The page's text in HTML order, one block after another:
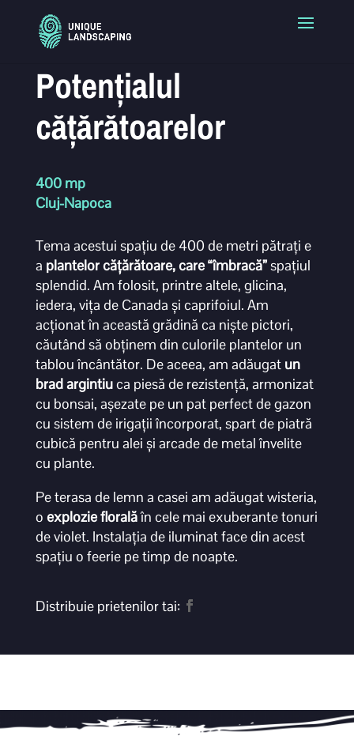
Potențialul
cățărătoarelor
400 mp
Cluj-Napoca
Tema acestui spațiu de 400 de metri pătrați e
a plantelor cățărătoare, care “îmbracă”spațiul
splendid. Am folosit, printre altele, glicina,
iedera, vița de Canada și caprifoiul. Am
acționat în această grădină ca niște pictori,
căutând să obținem din culorile plantelor un
tablou încântător. De aceea, am adăugat un
brad argintiuca piesă de rezistență, armonizat
cu bonsai, așezate pe un pat perfect de gazon
cu sistem de irigații încorporat, spart de piatră
cubică pentru alei și arcade de metal învelite
cu plante.
Pe terasa de lemn a casei am adăugat wisteria,
o explozie floralăîn cele mai exuberante tonuri
de violet. Instalația de iluminat face din acest
spațiu o feerie pe timp de noapte.
Distribuie prietenilor tai: